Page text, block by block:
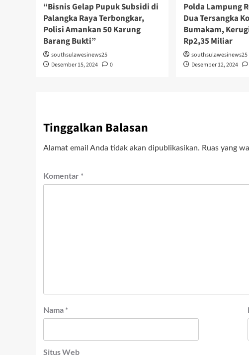
“Bisnis Gelap Pupuk Subsidi di
Palangka Raya Terbongkar,
Polisi Amankan 50 Karung
Barang Bukti”
southsulawesinews25
Desember 15, 2024
0
Polda Lampung
Dua Tersangka
Bumakam,
Rp2,35 Miliar
southsulawesinews25
Desember 12, 2024
Tinggalkan Balasan
Alamat email Anda tidak akan dipublikasikan. Ruas yang
Komentar *
Nama *
Situs Web